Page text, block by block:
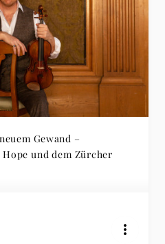
Gewand –
und dem Zürcher